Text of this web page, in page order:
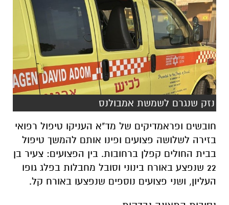
נזק שנגרם לשמשת אמבולנס
חובשים ופראמדיקים של מד"א העניקו טיפול רפואי
בזירה לשלושה פצועים ופינו אותם להמשך טיפול
בבית החולים קפלן ברחובות. בין הפצועים: צעיר בן
22 שנפצע באורח בינוני וסובל מחבלות בפלג גופו
העליון, ושני פצועים נוספים שנפצעו באורח קל.